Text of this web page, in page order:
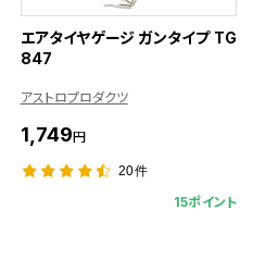
エアタイヤゲージ ガンタイプ TG
847
アストロプロダクツ
1,749円
20件
15ポイント